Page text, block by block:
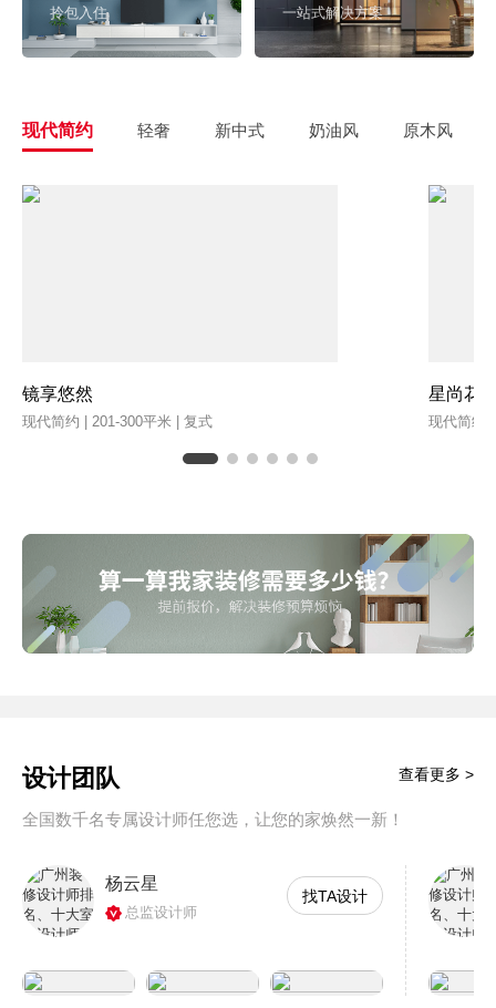
拎包入住 一站式解决方案
现代简约 轻奢 新中式 奶油风 原木风
镜享悠然
现代简约 | 201-300平米 | 复式
星尚花
现代简约
设计团队
全国数千名专属设计师任您选，让您的家焕然一新！
查看更多 >
杨云星
总监设计师
找TA设计